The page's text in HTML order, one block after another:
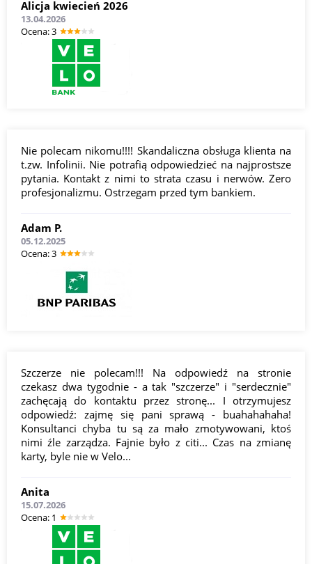
Alicja kwiecień 2026
13.04.2026
Оcena: 3
Nie polecam nikomu!!!! Skandaliczna obsługa klienta na
t.zw. Infolinii. Nie potrafią odpowiedzieć na najprostsze
pytania. Kontakt z nimi to strata czasu i nerwów. Zero
profesjonalizmu. Ostrzegam przed tym bankiem.
Adam P.
05.12.2025
Оcena: 3
Szczerze nie polecam!!! Na odpowiedź na stronie
czekasz dwa tygodnie - a tak "szczerze" i "serdecznie"
zachęcają do kontaktu przez stronę... I otrzymujesz
odpowiedź: zajmę się pani sprawą - buahahahaha!
Konsultanci chyba tu są za mało zmotywowani, ktoś
nimi źle zarządza. Fajnie było z citi... Czas na zmianę
karty, byle nie w Velo...
Anita
15.07.2026
Оcena: 1